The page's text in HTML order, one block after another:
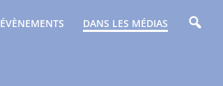
ÉVÈNEMENTS DANS LES MÉDIAS